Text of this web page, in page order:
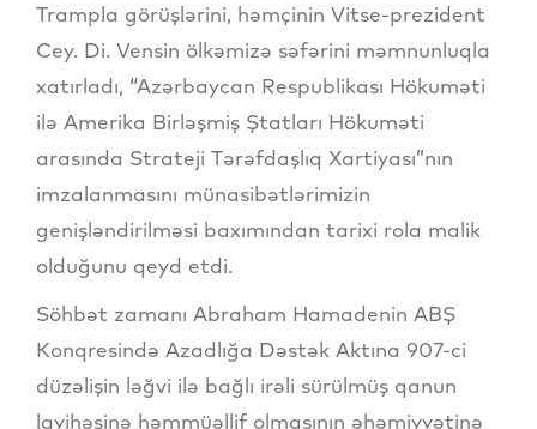
Trampla görüşlərini, həmçinin Vitse-prezident
Cey. Di. Vensin ölkəmizə səfərini məmnunluqla
xatırladı, “Azərbaycan Respublikası Hökuməti
ilə Amerika Birləşmiş Ştatları Hökuməti
arasında Strateji Tərəfdaşlıq Xartiyası”nın
imzalanmasını münasibətlərimizin
genişləndirilməsi baxımından tarixi rola malik
olduğunu qeyd etdi.
Söhbət zamanı Abraham Hamadenin ABŞ
Konqresində Azadlığa Dəstək Aktına 907-ci
düzəlişin ləğvi ilə bağlı irəli sürülmüş qanun
layihəsinə həmmüəllif olmasının əhəmiyyətinə